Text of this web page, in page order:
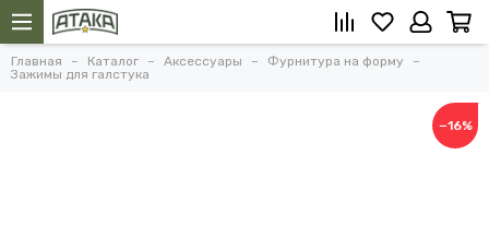
Главная Каталог Аксессуары
Фурнитура на форму
Зажимы для галстука
−16%